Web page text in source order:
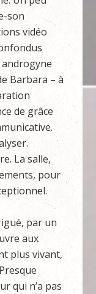
son
vidéo
Barbara – à
de grâce
La salle,
pour
par un
aux
plus vivant,
qui n’a pas